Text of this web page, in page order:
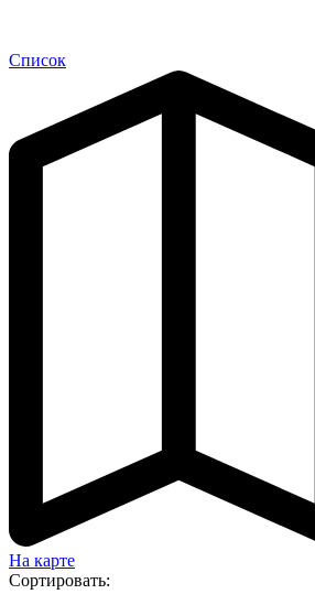
Список
На карте
Сортировать: